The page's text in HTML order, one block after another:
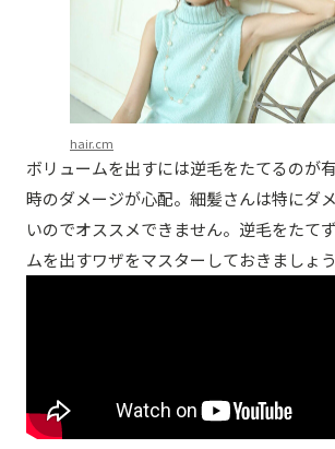
hair.cm
ボリュームを出すには逆毛をたてるのが
時のダメージが心配。細髪さんは特にダ
いのでオススメできません。逆毛をたて
ムを出すワザをマスターしておきましょう